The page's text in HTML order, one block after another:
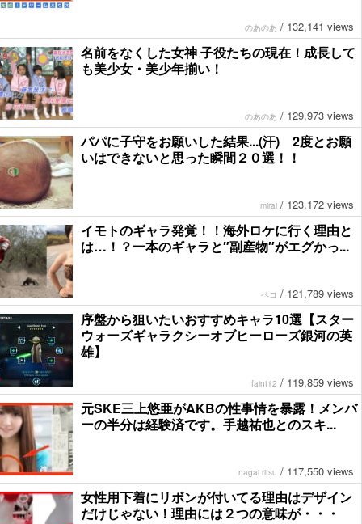
のあのあ / 132,141 views
名前をなくした女神 子役たちの現在！成長して
も美少女・美少年揃い！
のあのあ / 129,973 views
パパに子守をお願いした結果...(汗) 2度とお願
いはできないと思った瞬間２０選！！
mirai / 123,172 views
イモトのギャラ発覚！！海外ロケに行く理由と
は…！？一本のギャラと″副産物″がエグかっ...
ペコ / 121,789 views
序盤から狙いたいおすすめキャラ10選【スター
ウォーズギャラクシーオブヒーローズ銀河の英
雄】
faint12 / 119,859 views
元SKE三上悠亜がAKBの性事情を暴露！メンバ
ーの半分は経験済です。手越祐也とのスキ...
nagai ritsu / 117,550 views
女性用下着にリボンが付いてる理由はデザイン
だけじゃない！理由には２つの意味が・・・